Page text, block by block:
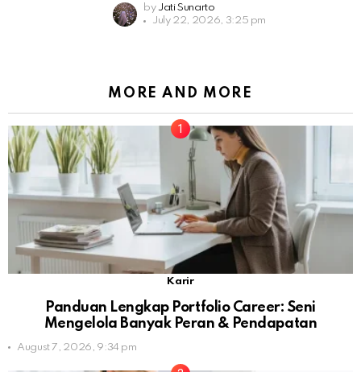
by Jati Sunarto
July 22, 2026, 3:25 pm
MORE AND MORE
Karir
Panduan Lengkap Portfolio Career: Seni
Mengelola Banyak Peran & Pendapatan
August 7, 2026, 9:34 pm